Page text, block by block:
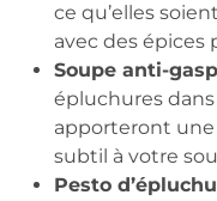
ce qu’elles
avec des épices
Soupe anti-
épluchures
apporteront
subtil à votre
Pesto